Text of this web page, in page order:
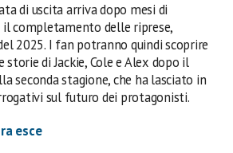
di uscita arriva dopo mesi di
il completamento delle riprese,
2025. I fan potranno quindi scoprire
di Jackie, Cole e Alex dopo il
seconda stagione, che ha lasciato in
sul futuro dei protagonisti.
esce